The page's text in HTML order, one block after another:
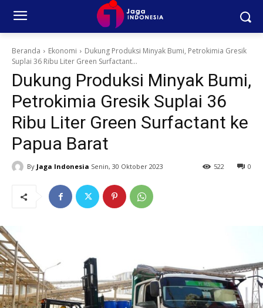
Beranda Ekonomi
Dukung Produksi Minyak Bumi, Petrokimia Gresik
Suplai 36 Ribu Liter Green Surfactant...
Dukung Produksi Minyak Bumi,
Petrokimia Gresik Suplai 36
Ribu Liter Green Surfactant ke
Papua Barat
By Jaga Indonesia Senin, 30 Oktober 2023 0
522